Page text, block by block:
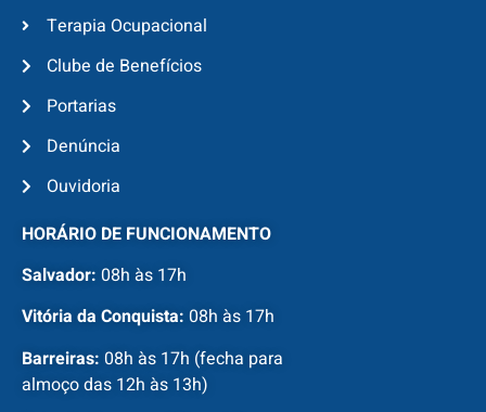
Terapia Ocupacional
Clube de Benefícios
Portarias
Denúncia
Ouvidoria
HORÁRIO DE FUNCIONAMENTO
Salvador: 08h às 17h
Vitória da Conquista: 08h às 17h
Barreiras: 08h às 17h (fecha para
almoço das 12h às 13h)